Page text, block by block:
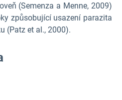
(Semenza a Menne, 2009)
způsobující usazení parazita
(Patz et al., 2000).